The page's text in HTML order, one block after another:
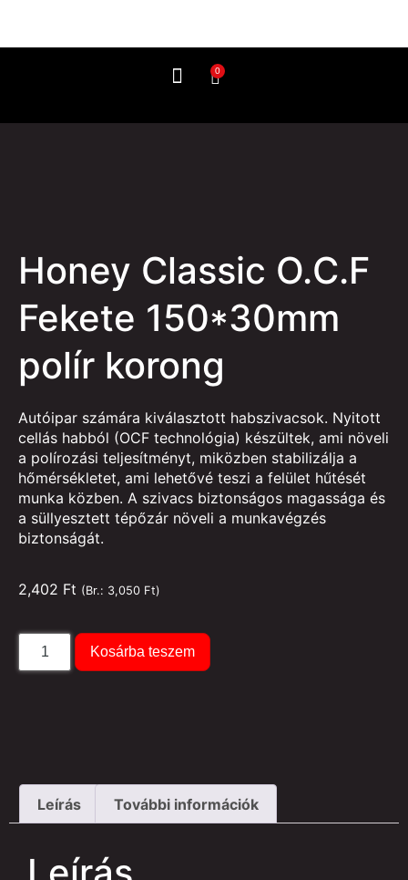
0
Honey Classic O.C.F
Fekete 150*30mm
polír korong
Autóipar számára kiválasztott habszivacsok. Nyitott
cellás habból (OCF technológia) készültek, ami növeli
a polírozási teljesítményt, miközben stabilizálja a
hőmérsékletet, ami lehetővé teszi a felület hűtését
munka közben. A szivacs biztonságos magassága és
a süllyesztett tépőzár növeli a munkavégzés
biztonságát.
2,402 Ft (Br.: 3,050 Ft)
Kosárba teszem
Leírás További információk